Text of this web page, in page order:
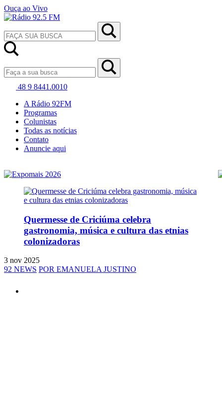
Ouça ao Vivo
48 9 8441.0010
A Rádio 92FM
Programas
Colunistas
Todas as notícias
Contato
Anuncie aqui
Quermesse de Criciúma celebra
gastronomia, música e cultura das etnias
colonizadoras
3 nov 2025
92 NEWS POR EMANUELA JUSTINO